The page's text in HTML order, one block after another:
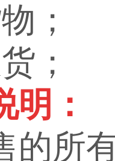
；
；
明：
的所